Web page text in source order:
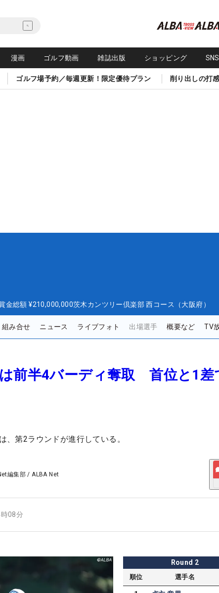
漫画 ゴルフ動画 雑誌出版 ショッピング
ゴルフ場予約／毎週更新！限定優待プラン 削り出しの打
金総額 ¥210,000,000茨木カンツリー倶楽部 西コース（大阪府）
組み合せ ニュース ライブフォト 出場選手 概要など TV
は前半4バーディ奪取 首位と1差
、第2ラウンドが進行している。
編集部 /ALBA Net
08分
Round 2
順位 選手名